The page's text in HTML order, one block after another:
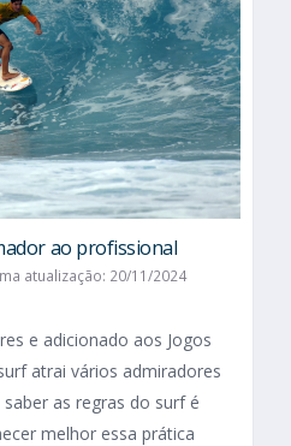
ao profissional
atualização: 20/11/2024
e adicionado aos Jogos
atrai vários admiradores
as regras do surf é
melhor essa prática